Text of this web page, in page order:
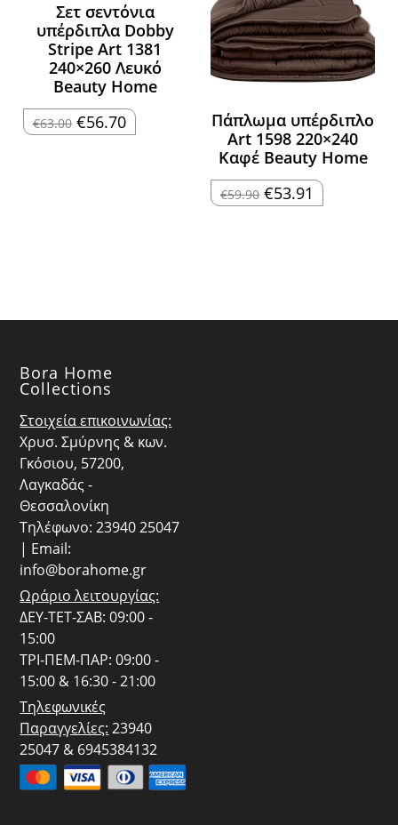
Σετ σεντόνια
υπέρδιπλα Dobby
Stripe Art 1381
240×260 Λευκό
Beauty Home
€63.00 Original
price
€56.70Η
τρέχουσα
Πάπλωμα υπέρδιπλο
Art 1598 220×240
Καφέ Beauty Home
€59.90 Original
price
€53.91 Η
τρέχουσα
Bora Home
Collections
Στοιχεία επικοινωνίας:
Χρυσ. Σμύρνης & κων.
Γκόσιου, 57200,
Λαγκαδάς -
Θεσσαλονίκη
Τηλέφωνο: 23940 25047
| Email:
info@borahome.gr
Ωράριο λειτουργίας:
ΔΕΥ-ΤΕΤ-ΣΑΒ: 09:00 -
15:00
ΤΡΙ-ΠΕΜ-ΠΑΡ: 09:00 -
15:00 & 16:30 - 21:00
Τηλεφωνικές
Παραγγελίες: 23940
25047 & 6945384132